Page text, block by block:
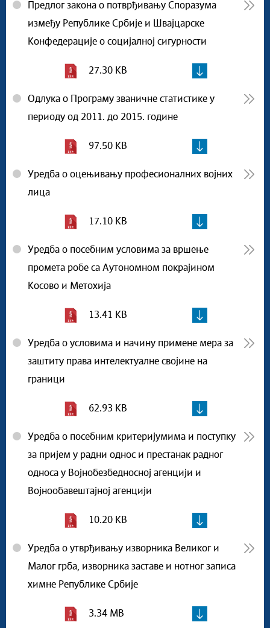
Предлог закона о потврђивању Споразума
између Републике Србије и Швајцарске
Конфедерације о социјалној сигурности
27.30 KB
Одлука о Програму званичне статистике у
периоду од 2011. до 2015. године
97.50 KB
Уредба о оцењивању професионалних војних
лица
17.10 KB
Уредба о посебним условима за вршење
промета робе са Аутономном покрајином
Косово и Метохија
13.41 KB
Уредба о условима и начину примене мера за
заштиту права интелектуалне својине на
граници
62.93 KB
Уредба о посебним критеријумима и поступку
за пријем у радни однос и престанак радног
односа у Војнобезбедносној агенцији и
Војнообавештајној агенцији
10.20 KB
Уредба о утврђивању изворника Великог и
Малог грба, изворника заставе и нотног записа
химне Републике Србије
3.34 MB